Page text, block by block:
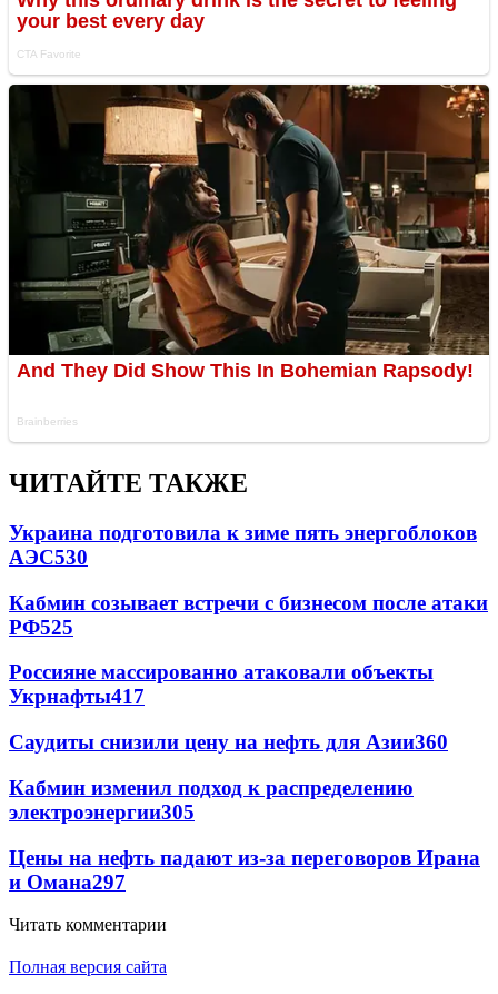
ЧИТАЙТЕ ТАКЖЕ
Украина подготовила к зиме пять энергоблоков
АЭС530
Кабмин созывает встречи с бизнесом после атаки
РФ525
Россияне массированно атаковали объекты
Укрнафты417
Саудиты снизили цену на нефть для Азии360
Кабмин изменил подход к распределению
электроэнергии305
Цены на нефть падают из-за переговоров Ирана
и Омана297
Читать комментарии
Полная версия сайта